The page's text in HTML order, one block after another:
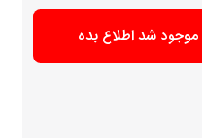
موجود شد اطلاع بده